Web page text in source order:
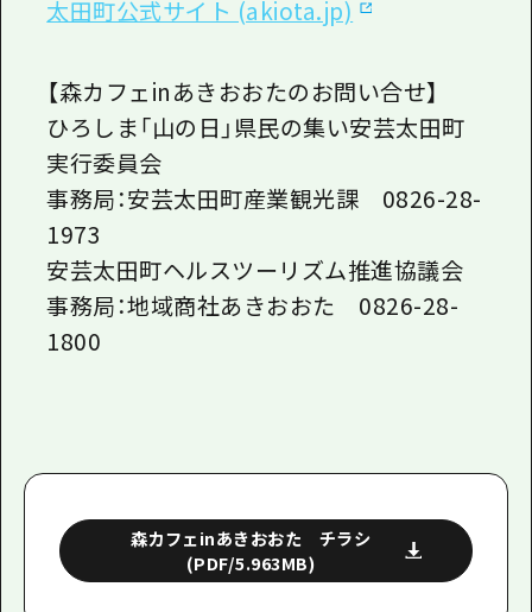
太田町公式サイト (akiota.jp)
【森カフェinあきおおたのお問い合せ】
ひろしま「山の日」県民の集い安芸太田町
実行委員会
事務局：安芸太田町産業観光課 0826-28-
1973
安芸太田町ヘルスツーリズム推進協議会
事務局：地域商社あきおおた 0826-28-
1800
森カフェinあきおおた チラシ
(PDF/5.963MB)